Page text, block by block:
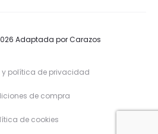
Adaptada porCarazos
y política de privacidad
de compra
de cookies